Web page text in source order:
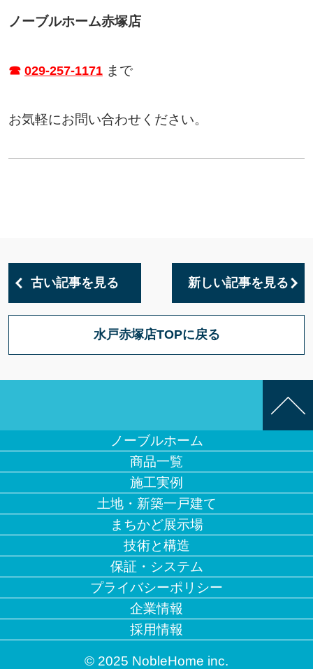
ノーブルホーム赤塚店
☎ 029-257-1171まで
お気軽にお問い合わせください。
古い記事を見る 新しい記事を見る
水戸赤塚店TOPに戻る
ノーブルホーム
商品一覧
施工実例
土地・新築一戸建て
まちかど展示場
技術と構造
保証・システム
プライバシーポリシー
企業情報
採用情報
© 2025 NobleHome inc.